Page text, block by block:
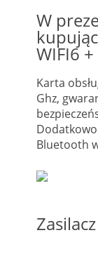
W
WIFI6
Karta
Ghz,
Bluetooth
Zasilacz